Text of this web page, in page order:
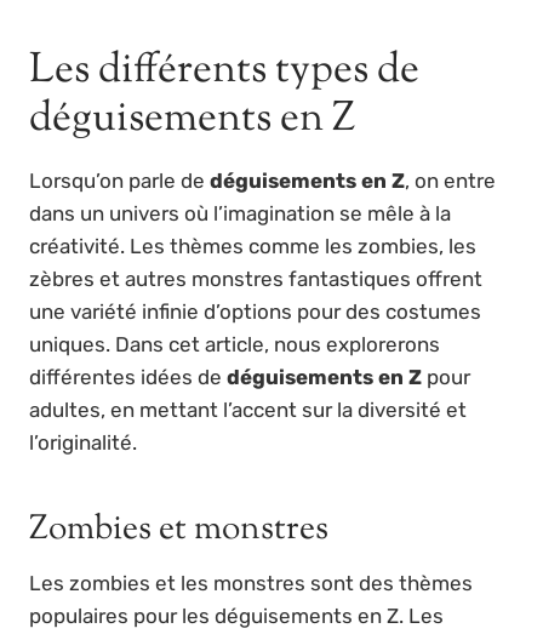
Les différents types de
déguisements en Z
Lorsqu’on parle de déguisements en Z, on entre
dans un univers où l’imagination se mêle à la
créativité. Les thèmes comme les zombies, les
zèbres et autres monstres fantastiques offrent
une variété infinie d’options pour des costumes
uniques. Dans cet article, nous explorerons
différentes idées de déguisements en Z pour
adultes, en mettant l’accent sur la diversité et
l’originalité.
Zombies et monstres
Les zombies et les monstres sont des thèmes
populaires pour les déguisements en Z. Les